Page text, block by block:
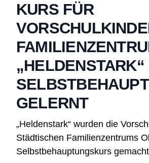
KURS FÜR
„HELDENSTARK“
GELERNT
„Heldenstark“ wurden die
Städtischen Familienzentrums
Selbstbehauptungskurs